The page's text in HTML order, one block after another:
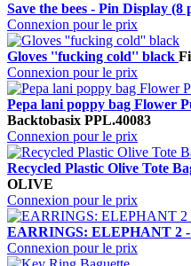
Save the bees - Pin Display (8
Connexion pour le prix
Gloves ''fucking cold'' black
Connexion pour le prix
Pepa lani poppy bag Flower
Backtobasix PPL.40083
Connexion pour le prix
Recycled Plastic Olive Tote
OLIVE
Connexion pour le prix
EARRINGS: ELEPHANT 2
Connexion pour le prix